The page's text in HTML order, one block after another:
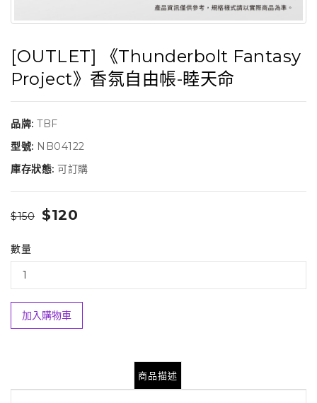
[OUTLET] 《Thunderbolt Fantasy
Project》香氛自由帳-睦天命
品牌: TBF
型號: NB04122
庫存狀態: 可訂購
$150 $120
數量
加入購物車
商品描述